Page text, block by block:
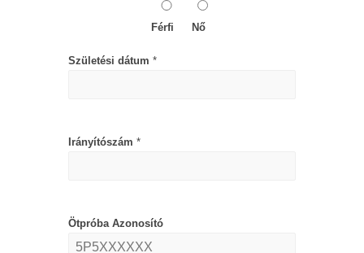
Férfi Nő
Születési dátum *
Irányítószám *
Ötpróba Azonosító